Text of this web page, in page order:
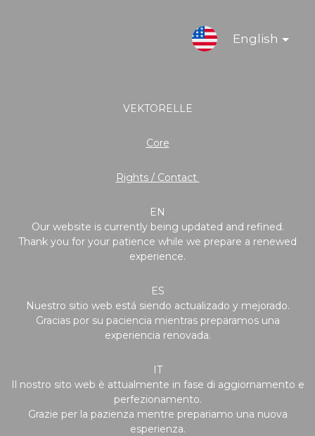
English
VEKTORELLE
Core
Rights / Contact
EN
Our website is currently being updated and refined.
Thank you for your patience while we prepare a renewed
experience.
ES
Nuestro sitio web está siendo actualizado y mejorado.
Gracias por su paciencia mientras preparamos una
experiencia renovada.
IT
Il nostro sito web è attualmente in fase di aggiornamento e
perfezionamento.
Grazie per la pazienza mentre prepariamo una nuova
esperienza.